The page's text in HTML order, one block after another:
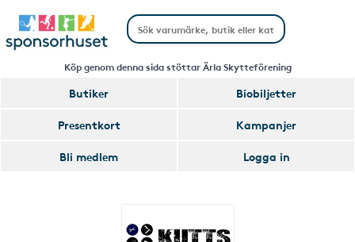
Köp genom denna sida stöttar Ärla Skytteförening
Butiker
Biobiljetter
Presentkort
Kampanjer
Bli medlem
Logga in